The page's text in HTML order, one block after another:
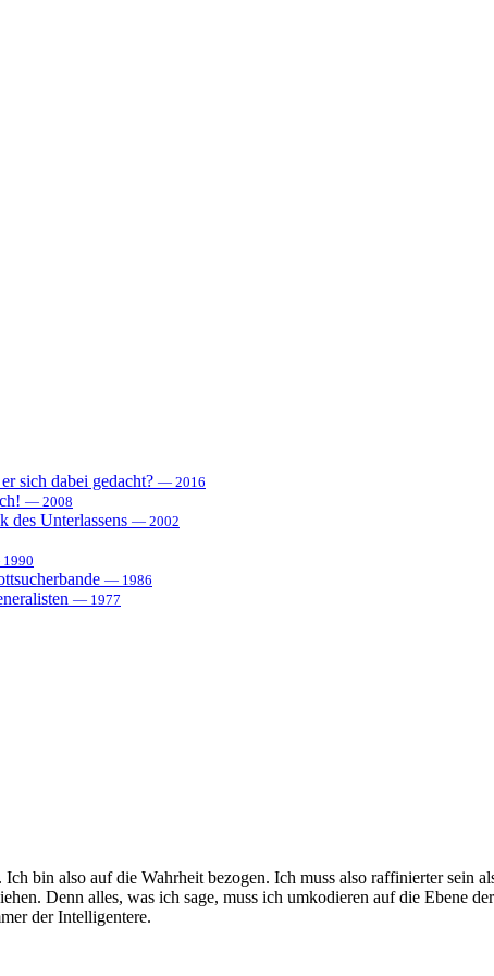
sich dabei gedacht? — 2016
— 2008
Unterlassens — 2002
— 1986
— 1977
bin also auf die Wahrheit bezogen. Ich muss also raffinierter sein
Denn alles, was ich sage, muss ich umkodieren auf die Ebene
der Intelligentere.